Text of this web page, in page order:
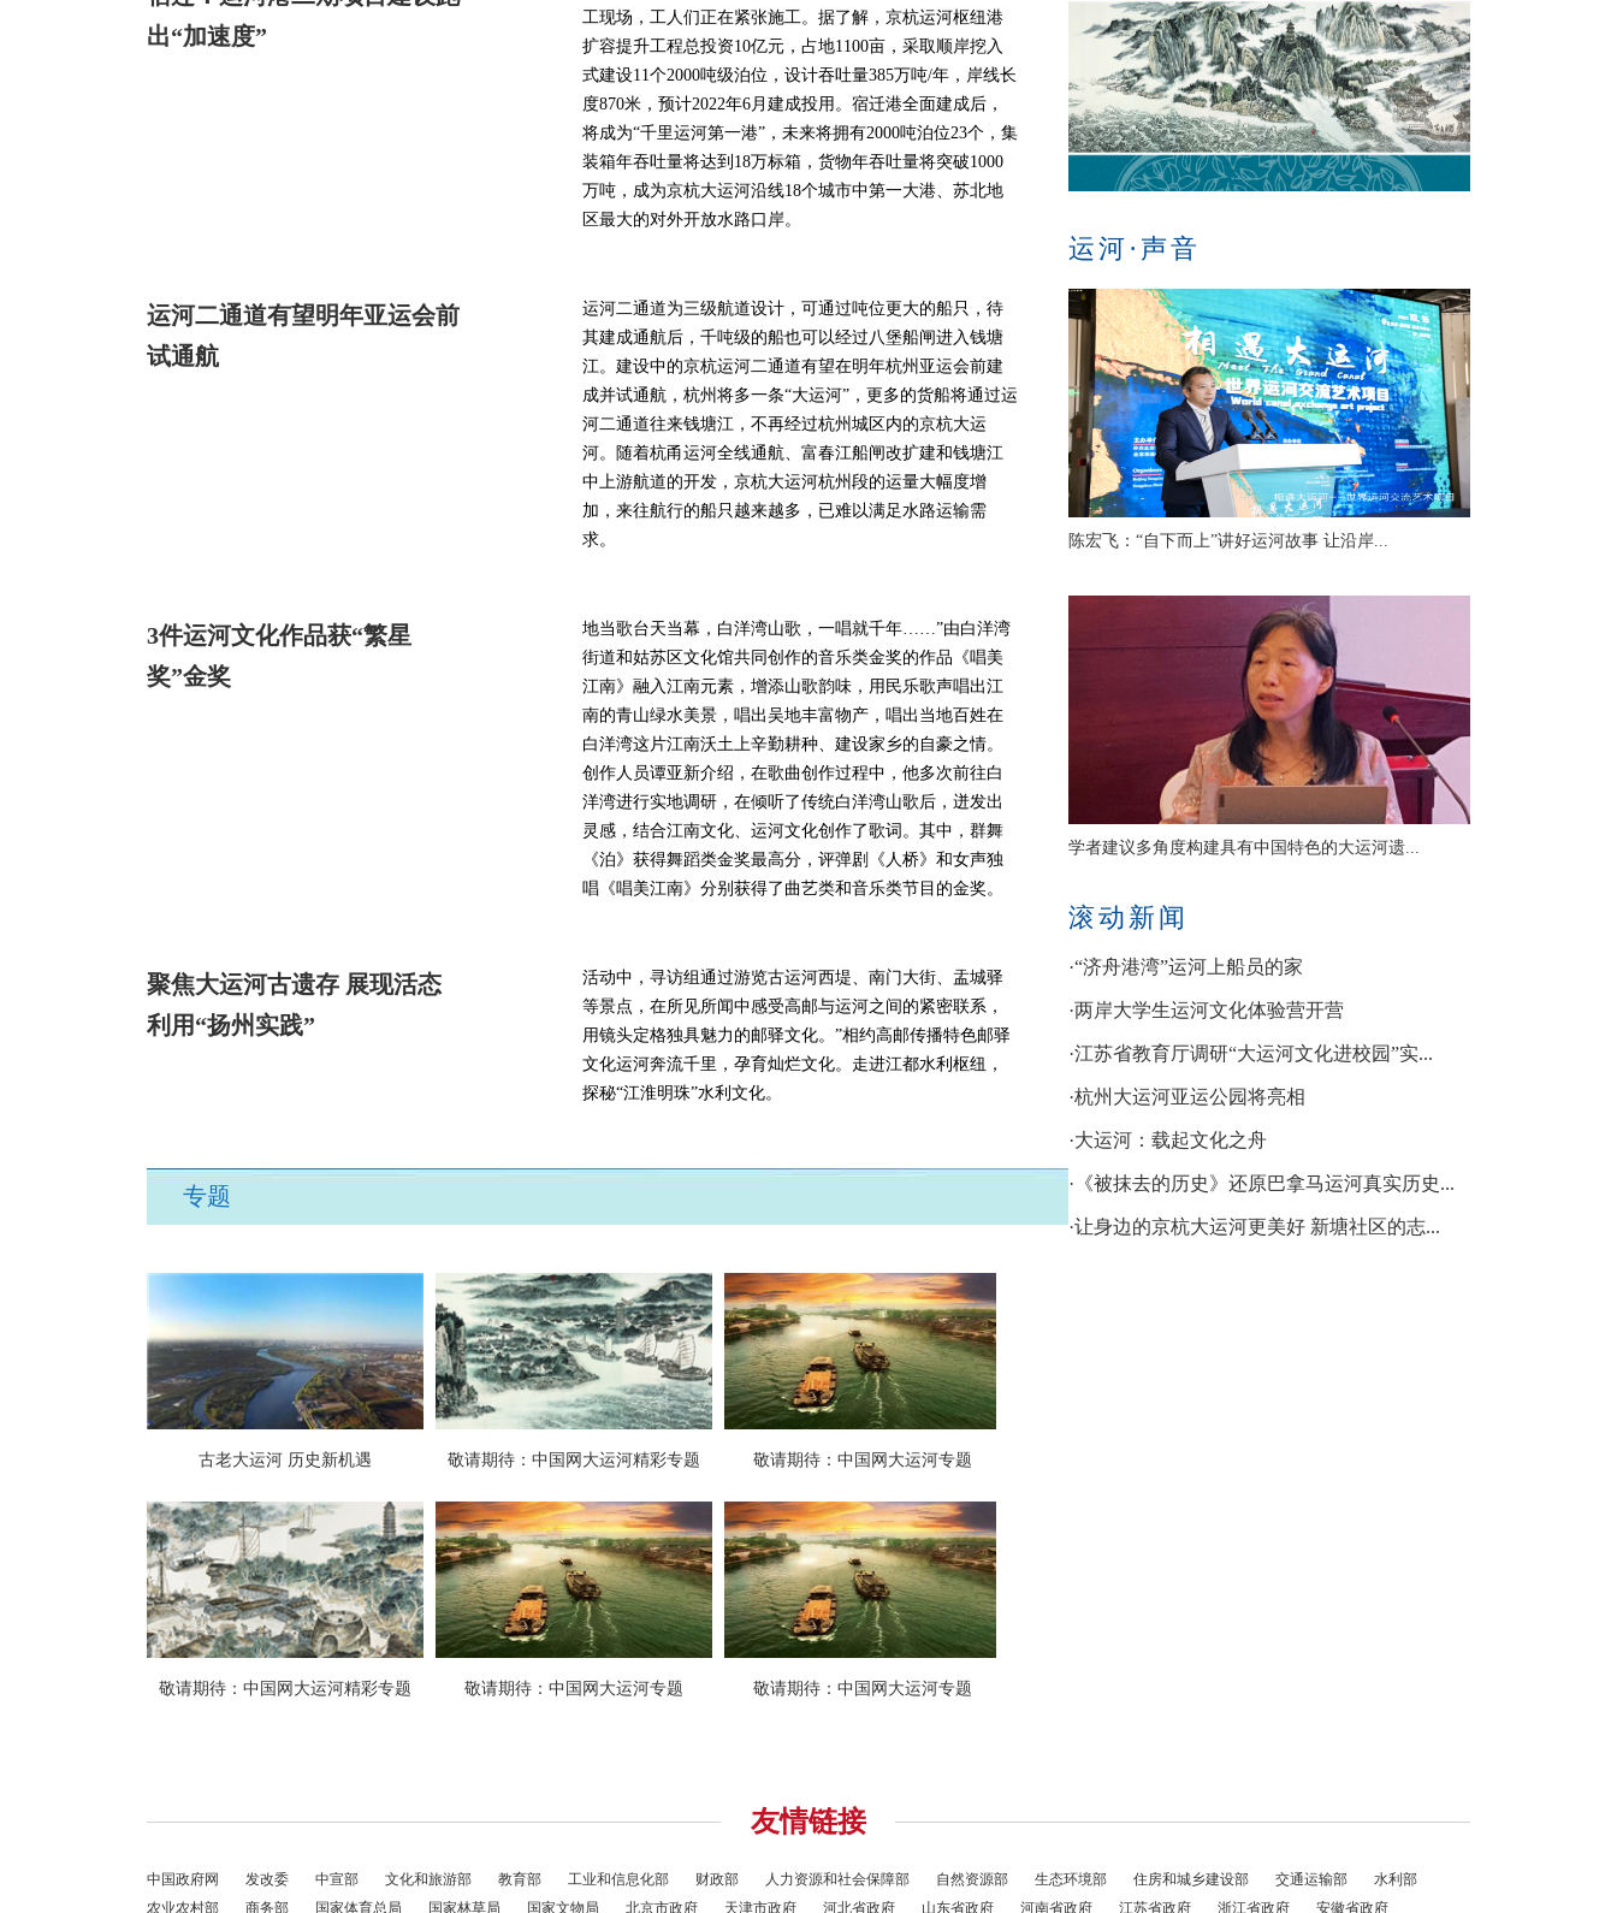
出“加速度”
工现场，工人们正在紧张施工。据了解，京杭运河枢纽港
扩容提升工程总投资10亿元，占地1100亩，采取顺岸挖入
式建设11个2000吨级泊位，设计吞吐量385万吨/年，岸线长
度870米，预计2022年6月建成投用。宿迁港全面建成后，
将成为“千里运河第一港”，未来将拥有2000吨泊位23个，集
装箱年吞吐量将达到18万标箱，货物年吞吐量将突破1000
万吨，成为京杭大运河沿线18个城市中第一大港、苏北地
区最大的对外开放水路口岸。
运河二通道有望明年亚运会前
试通航
运河二通道为三级航道设计，可通过吨位更大的船只，待
其建成通航后，千吨级的船也可以经过八堡船闸进入钱塘
江。建设中的京杭运河二通道有望在明年杭州亚运会前建
成并试通航，杭州将多一条“大运河”，更多的货船将通过运
河二通道往来钱塘江，不再经过杭州城区内的京杭大运
河。随着杭甬运河全线通航、富春江船闸改扩建和钱塘江
中上游航道的开发，京杭大运河杭州段的运量大幅度增
加，来往航行的船只越来越多，已难以满足水路运输需
求。
3件运河文化作品获“繁星
奖”金奖
地当歌台天当幕，白洋湾山歌，一唱就千年……”由白洋湾
街道和姑苏区文化馆共同创作的音乐类金奖的作品《唱美
江南》融入江南元素，增添山歌韵味，用民乐歌声唱出江
南的青山绿水美景，唱出吴地丰富物产，唱出当地百姓在
白洋湾这片江南沃土上辛勤耕种、建设家乡的自豪之情。
创作人员谭亚新介绍，在歌曲创作过程中，他多次前往白
洋湾进行实地调研，在倾听了传统白洋湾山歌后，迸发出
灵感，结合江南文化、运河文化创作了歌词。其中，群舞
《泊》获得舞蹈类金奖最高分，评弹剧《人桥》和女声独
唱《唱美江南》分别获得了曲艺类和音乐类节目的金奖。
聚焦大运河古遗存 展现活态
利用“扬州实践”
活动中，寻访组通过游览古运河西堤、南门大街、盂城驿
等景点，在所见所闻中感受高邮与运河之间的紧密联系，
用镜头定格独具魅力的邮驿文化。”相约高邮传播特色邮驿
文化运河奔流千里，孕育灿烂文化。走进江都水利枢纽，
探秘“江淮明珠”水利文化。
运河·声音
陈宏飞：“自下而上”讲好运河故事 让沿岸...
学者建议多角度构建具有中国特色的大运河遗...
滚动新闻
·“济舟港湾”运河上船员的家
·两岸大学生运河文化体验营开营
·江苏省教育厅调研“大运河文化进校园”实...
·杭州大运河亚运公园将亮相
·大运河：载起文化之舟
·《被抹去的历史》还原巴拿马运河真实历史...
·让身边的京杭大运河更美好 新塘社区的志...
友情链接
中国政府网 发改委 中宣部 文化和旅游部 教育部 工业和信息化部 财政部 人力资源和社会保障部 自然资源部 生态环境部 住房和城乡建设部 交通运输部
水利部
农业农村部
商务部 国家体育总局 国家林草局 国家文物局 北京市政府 天津市政府 河北省政府 山东省政府 河南省政府 江苏省政府 浙江省政府 安徽省政府